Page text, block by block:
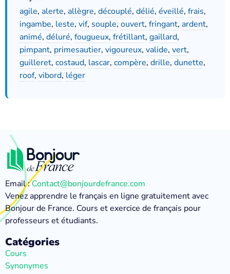
agile, alerte, allègre, découplé, délié, éveillé, frais,
ingambe, leste, vif, souple, ouvert, fringant, ardent,
animé, déluré, fougueux, frétillant, gaillard,
pimpant, primesautier, vigoureux, valide, vert,
guilleret, costaud, lascar, compère, drille, dunette,
roof, vibord, léger
Email :Contact@bonjourdefrance.com
Venez apprendre le français en ligne gratuitement avec
Bonjour de France. Cours et exercice de français pour
professeurs et étudiants.
Catégories
Cours
Synonymes